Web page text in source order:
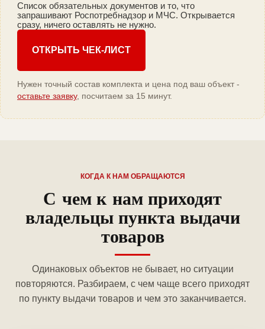
Список обязательных документов и то, что
запрашивают Роспотребнадзор и МЧС. Открывается
сразу, ничего оставлять не нужно.
ОТКРЫТЬ ЧЕК-ЛИСТ
Нужен точный состав комплекта и цена под ваш объект -
оставьте заявку, посчитаем за 15 минут.
КОГДА К НАМ ОБРАЩАЮТСЯ
С чем к нам приходят
владельцы пункта выдачи
товаров
Одинаковых объектов не бывает, но ситуации
повторяются. Разбираем, с чем чаще всего приходят
по пункту выдачи товаров и чем это заканчивается.